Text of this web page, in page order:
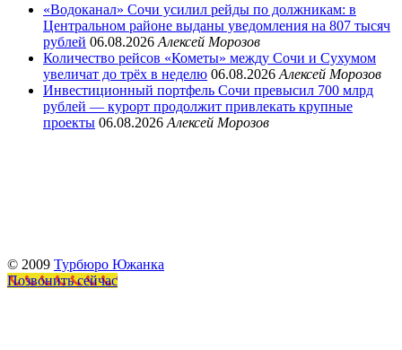
«Водоканал» Сочи усилил рейды по должникам: в
Центральном районе выданы уведомления на 807 тысяч
рублей 06.08.2026 Алексей Морозов
Количество рейсов «Кометы» между Сочи и Сухумом
увеличат до трёх в неделю 06.08.2026 Алексей Морозов
Инвестиционный портфель Сочи превысил 700 млрд
рублей — курорт продолжит привлекать крупные
проекты 06.08.2026 Алексей Морозов
© 2009 Турбюро Южанка
Позвонить сейчас